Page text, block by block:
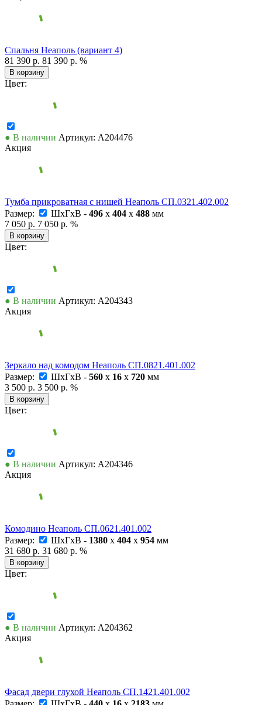
Спальня Неаполь (вариант 4)
81 390 р. 81 390 р. %
В корзину
Цвет:
● В наличии Артикул: А204476
Акция
Тумба прикроватная с нишей Неаполь СП.0321.402.002
Размер:
ШxГxВ - 496 x 404 x 488 мм
7 050 р. 7 050 р. %
В корзину
Цвет:
● В наличии Артикул: А204343
Акция
Зеркало над комодом Неаполь СП.0821.401.002
Размер:
ШxГxВ - 560 x 16 x 720 мм
3 500 р. 3 500 р. %
В корзину
Цвет:
● В наличии Артикул: А204346
Акция
Комодино Неаполь СП.0621.401.002
Размер:
ШxГxВ - 1380 x 404 x 954 мм
31 680 р. 31 680 р. %
В корзину
Цвет:
● В наличии Артикул: А204362
Акция
Фасад двери глухой Неаполь СП.1421.401.002